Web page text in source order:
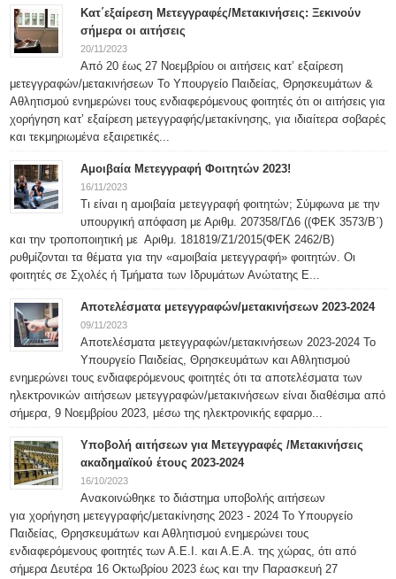
Κατ΄εξαίρεση Μετεγγραφές/Μετακινήσεις: Ξεκινούν
σήμερα οι αιτήσεις
20/11/2023
Από 20 έως 27 Νοεμβρίου οι αιτήσεις κατ’ εξαίρεση
μετεγγραφών/μετακινήσεων Το Υπουργείο Παιδείας, Θρησκευμάτων &
Αθλητισμού ενημερώνει τους ενδιαφερόμενους φοιτητές ότι οι αιτήσεις για
χορήγηση κατ’ εξαίρεση μετεγγραφής/μετακίνησης, για ιδιαίτερα σοβαρές
και τεκμηριωμένα εξαιρετικές...
Αμοιβαία Μετεγγραφή Φοιτητών 2023!
16/11/2023
Τι είναι η αμοιβαία μετεγγραφή φοιτητών; Σύμφωνα με την
υπουργική απόφαση με Αριθμ. 207358/ΓΔ6 ((ΦΕΚ 3573/Β΄)
και την τροποποιητική με Αριθμ. 181819/Ζ1/2015(ΦΕΚ 2462/Β)
ρυθμίζονται τα θέματα για την «αμοιβαία μετεγγραφή» φοιτητών. Οι
φοιτητές σε Σχολές ή Τμήματα των Ιδρυμάτων Ανώτατης Ε...
Αποτελέσματα μετεγγραφών/μετακινήσεων 2023-2024
09/11/2023
Αποτελέσματα μετεγγραφών/μετακινήσεων 2023-2024 Το
Υπουργείο Παιδείας, Θρησκευμάτων και Αθλητισμού
ενημερώνει τους ενδιαφερόμενους φοιτητές ότι τα αποτελέσματα των
ηλεκτρονικών αιτήσεων μετεγγραφών/μετακινήσεων είναι διαθέσιμα από
σήμερα, 9 Νοεμβρίου 2023, μέσω της ηλεκτρονικής εφαρμο...
Υποβολή αιτήσεων για Μετεγγραφές /Μετακινήσεις
ακαδημαϊκού έτους 2023-2024
16/10/2023
Ανακοινώθηκε το διάστημα υποβολής αιτήσεων
για χορήγηση μετεγγραφής/μετακίνησης 2023 - 2024 Το Υπουργείο
Παιδείας, Θρησκευμάτων και Αθλητισμού ενημερώνει τους
ενδιαφερόμενους φοιτητές των Α.Ε.Ι. και Α.Ε.Α. της χώρας, ότι από
σήμερα Δευτέρα 16 Οκτωβρίου 2023 έως και την Παρασκευή 27